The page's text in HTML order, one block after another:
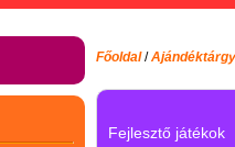
Főoldal/
Fejlesztő játékok